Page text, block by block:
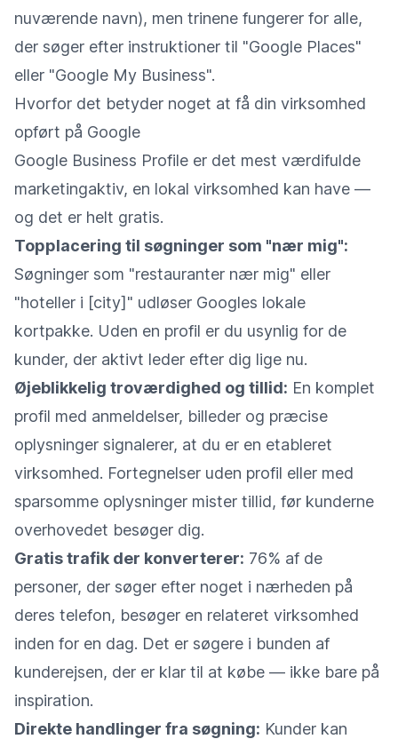
nuværende navn), men trinene fungerer for alle,
der søger efter instruktioner til "Google Places"
eller "Google My Business".
Hvorfor det betyder noget at få din virksomhed
opført på Google
Google Business Profile er det mest værdifulde
marketingaktiv, en lokal virksomhed kan have —
og det er helt gratis.
Topplacering til søgninger som "nær mig":
Søgninger som "restauranter nær mig" eller
"hoteller i [city]" udløser Googles lokale
kortpakke. Uden en profil er du usynlig for de
kunder, der aktivt leder efter dig lige nu.
Øjeblikkelig troværdighed og tillid: En komplet
profil med anmeldelser, billeder og præcise
oplysninger signalerer, at du er en etableret
virksomhed. Fortegnelser uden profil eller med
sparsomme oplysninger mister tillid, før kunderne
overhovedet besøger dig.
Gratis trafik der konverterer: 76% af de
personer, der søger efter noget i nærheden på
deres telefon, besøger en relateret virksomhed
inden for en dag. Det er søgere i bunden af
kunderejsen, der er klar til at købe — ikke bare på
inspiration.
Direkte handlinger fra søgning: Kunder kan